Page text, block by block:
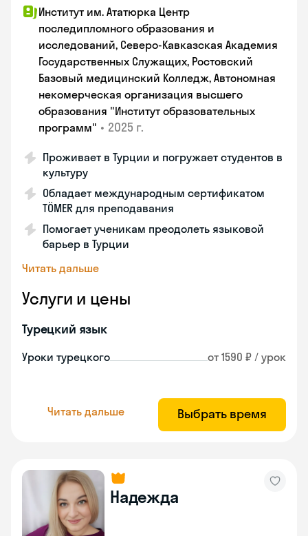
Институт им. Ататюрка Центр
последипломного образования и
исследований, Северо-Кавказская Академия
Государственных Служащих, Ростовский
Базовый медицинский Колледж, Автономная
некомерческая организация высшего
образования "Институт образовательных
программ" • 2025 г.
Проживает в Турции и погружает студентов в
культуру
Обладает международным сертификатом
TÖMER для преподавания
Помогает ученикам преодолеть языковой
барьер в Турции
Читать дальше
Услуги и цены
Турецкий язык
Уроки турецкого от 1590 ₽ / урок
Читать дальше Выбрать время
Надежда